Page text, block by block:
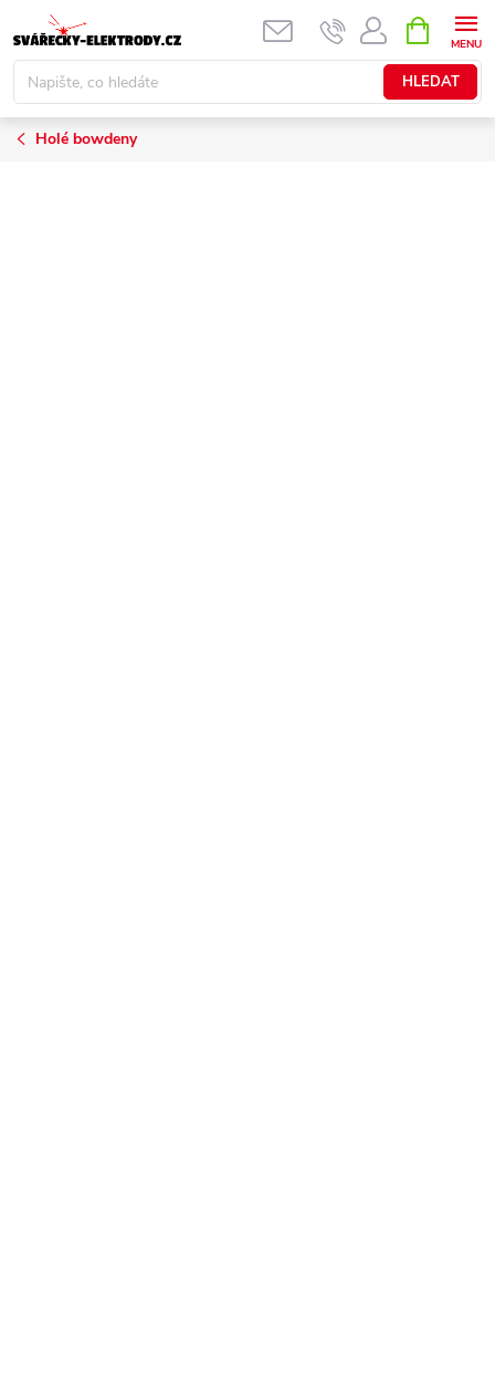
na
obsah
HLEDAT
NÁKUPNÍ
KOŠÍK
Holé bowdeny